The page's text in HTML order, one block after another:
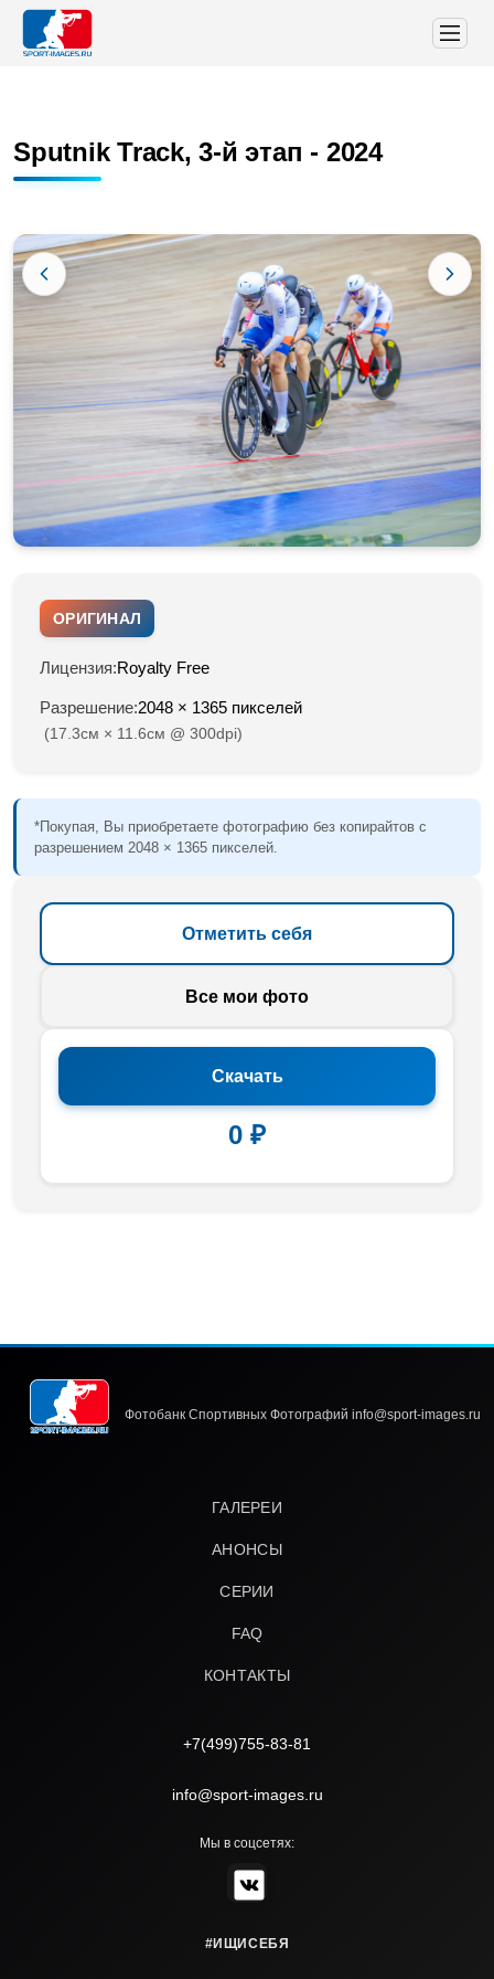
Sputnik Track, 3-й этап - 2024
ОРИГИНАЛ
Лицензия:Royalty Free
Разрешение:2048 × 1365 пикселей
(17.3см × 11.6см @ 300dpi)
*Покупая, Вы приобретаете фотографию без копирайтов с
разрешением 2048 × 1365 пикселей.
Отметить себя
Все мои фото
Скачать
0 ₽
Фотобанк Спортивных Фотографий info@sport-images.ru
ГАЛЕРЕИ
АНОНСЫ
СЕРИИ
FAQ
КОНТАКТЫ
+7(499)755-83-81
info@sport-images.ru
Мы в соцсетях:
#ИЩИСЕБЯ